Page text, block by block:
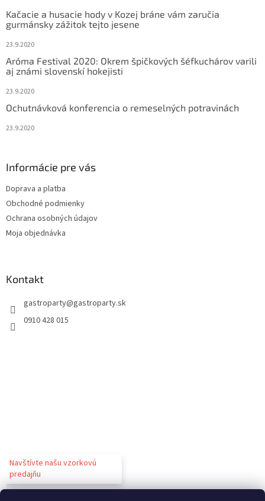
Kačacie a husacie hody v Kozej bráne vám zaručia
gurmánsky zážitok tejto jesene
23.9.2020
Aróma Festival 2020: Okrem špičkových šéfkuchárov varili
aj známi slovenskí hokejisti
23.9.2020
Ochutnávková konferencia o remeselných potravinách
23.9.2020
Informácie pre vás
Doprava a platba
Obchodné podmienky
Ochrana osobných údajov
Moja objednávka
Kontakt
gastroparty@gastroparty.sk
0910 428 015
Navštívte našu vzorkovú
predajňu